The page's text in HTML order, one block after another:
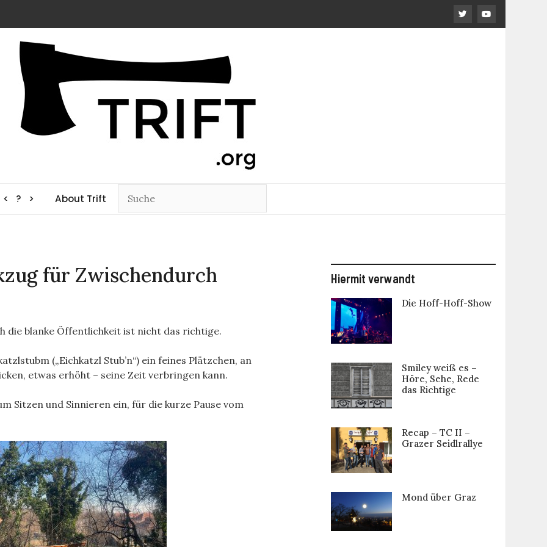
< ? > About Trift
für Zwischendurch
die blanke Öffentlichkeit ist nicht das richtige.
(„Eichkatzl Stub’n“) ein feines Plätzchen, an
etwas erhöht – seine Zeit verbringen kann.
Sitzen und Sinnieren ein, für die kurze Pause vom
Hiermit verwandt
Die Hoff-Hoff-Show
Smiley weiß es –
Höre, Sehe, Rede
das Richtige
Recap – TC II –
Grazer Seidlrallye
Mond über Graz